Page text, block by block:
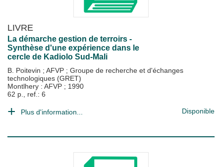
LIVRE
La démarche gestion de terroirs -
Synthèse d'une expérience dans le
cercle de Kadiolo Sud-Mali
B. Poitevin ; AFVP ; Groupe de recherche et d'échanges
technologiques (GRET)
Montlhery : AFVP ; 1990
62 p., ref.: 6
Plus d'information... Disponible